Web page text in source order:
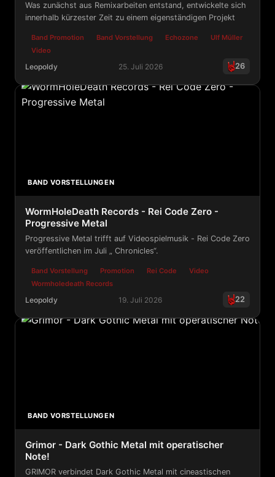
Was zunächst aus Remixarbeiten entstand, entwickelte sich
innerhalb kürzester Zeit zu einem eigenständigen Projekt
Band Promotion Band Vorstellung Echozone
Ulf Müller
Video
Leopoldy 25. Juli 2026 26
(Echozone) - begrüßt Nachtschleife.
BAND VORSTELLUNGEN
WormHoleDeath Records - Rei Code Zero -
Progressive Metal
Progressive Metal trifft auf Videospielmusik - Rei Code Zero
veröffentlichen im Juli „ Chronicles“.
Band Vorstellung Promotion Rei Code
Video
Wormholedeath Records
Leopoldy 19. Juli 2026 22
WormHoleDeath Records - Rei Code Zero -
BAND VORSTELLUNGEN
Grimor - Dark Gothic Metal mit operatischer
Note!
GRIMOR verbindet Dark Gothic Metal mit cineastischen